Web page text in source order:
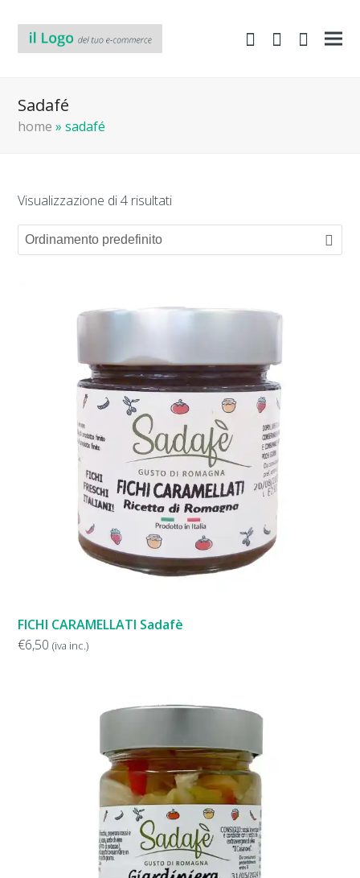
shopping-
Areasearch
Sadafé
home »sadafé
Visualizzazione di 4 risultati
FICHI CARAMELLATI Sadafè
€6,50 (iva inc.)